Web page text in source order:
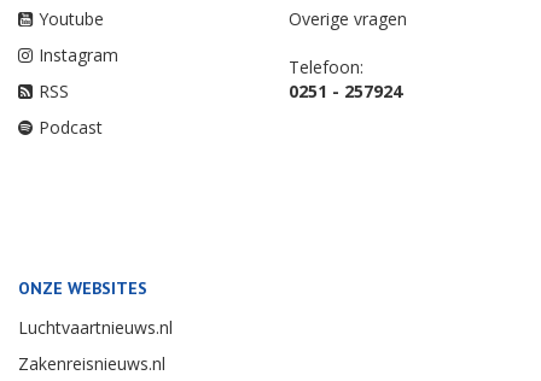
Youtube
Instagram
RSS
Podcast
Overige vragen
Telefoon:
0251 - 257924
ONZE WEBSITES
Luchtvaartnieuws.nl
Zakenreisnieuws.nl